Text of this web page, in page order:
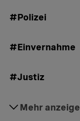
#Polizei
#Einvernahme
#Justiz
Mehr
#Bürger &